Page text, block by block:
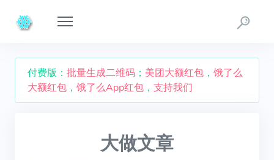
付费版： 批量生成二维码 ； 美团大额红包 ， 饿了么
大额红包 ， 饿了么App红包 ， 支持我们
大做文章